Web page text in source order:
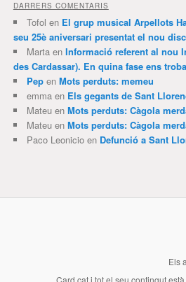
DARRERS COMENTARIS
Tofol en El grup musical Arpellots
seu 25è aniversari presentat el nou
Martaen Informació referent al nou
des Cardassar). En quina fase ens
Pepen Mots perduts: memeu
emmaen Els gegants de Sant
Mateuen Mots perduts: Càgola
Mateuen Mots perduts: Càgola
Paco Leonicioen Defunció a Sant
Els